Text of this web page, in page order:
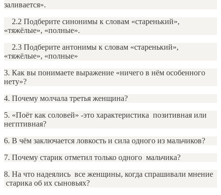
заливается».
2.2 Подберите синонимы к словам «старенький»,
«тяжёлые», «полные».
2.3 Подберите антонимы к словам «старенький»,
«тяжёлые», «полные»
3. Как вы понимаете выражение «ничего в нём особенного
нету»?
4. Почему молчала третья женщина?
5. «Поёт как соловей» -это характеристика позитивная или
негптивная?
6. В чём заключается ловкость и сила одного из мальчиков?
7. Почему старик отметил только одного мальчика?
8. На что надеялись все женщины, когда спрашивали мнение
старика об их сыновьях?